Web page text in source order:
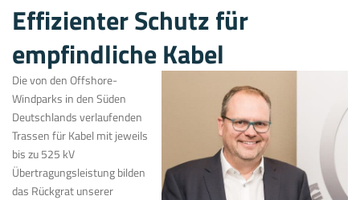
Effizienter Schutz für
empfindliche Kabel
Die von den Offshore-
Windparks in den Süden
Deutschlands verlaufenden
Trassen für Kabel mit jeweils
bis zu 525 kV
Übertragungsleistung bilden
das Rückgrat unserer